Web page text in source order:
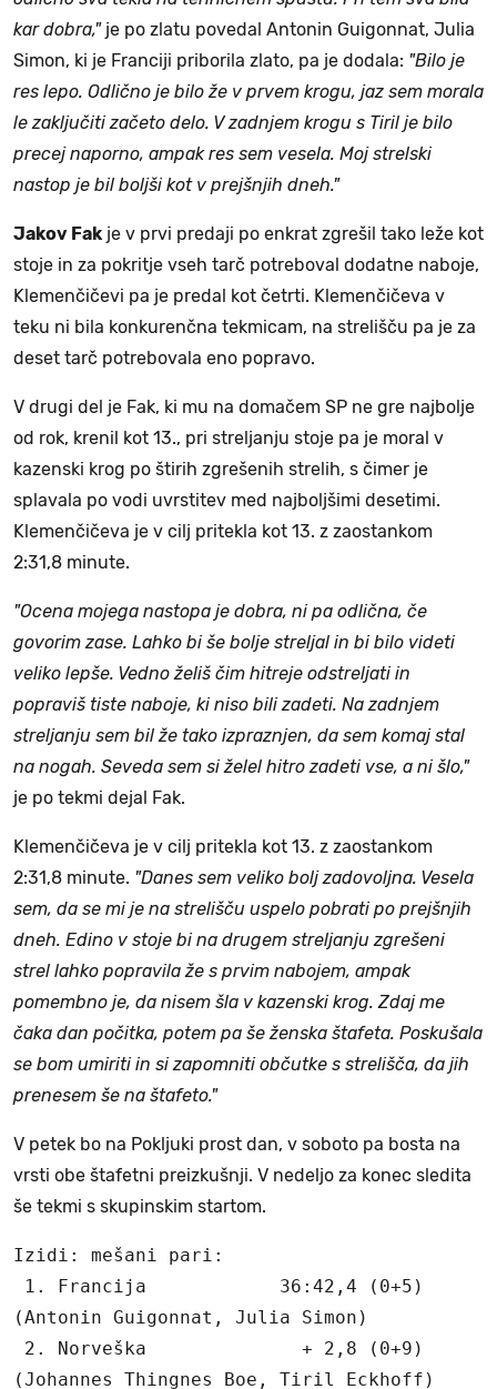
kar dobra,"je po zlatu povedal Antonin Guigonnat, Julia
Simon, ki je Franciji priborila zlato, pa je dodala: "Bilo je
res lepo. Odlično je bilo že v prvem krogu, jaz sem morala
le zaključiti začeto delo. V zadnjem krogu s Tiril je bilo
precej naporno, ampak res sem vesela. Moj strelski
nastop je bil boljši kot v prejšnjih dneh."
Jakov Fakje v prvi predaji po enkrat zgrešil tako leže kot
stoje in za pokritje vseh tarč potreboval dodatne naboje,
Klemenčičevi pa je predal kot četrti. Klemenčičeva v
teku ni bila konkurenčna tekmicam, na strelišču pa je za
deset tarč potrebovala eno popravo.
V drugi del je Fak, ki mu na domačem SP ne gre najbolje
od rok, krenil kot 13., pri streljanju stoje pa je moral v
kazenski krog po štirih zgrešenih strelih, s čimer je
splavala po vodi uvrstitev med najboljšimi desetimi.
Klemenčičeva je v cilj pritekla kot 13. z zaostankom
2:31,8 minute.
"Ocena mojega nastopa je dobra, ni pa odlična, če
govorim zase. Lahko bi še bolje streljal in bi bilo videti
veliko lepše. Vedno želiš čim hitreje odstreljati in
popraviš tiste naboje, ki niso bili zadeti. Na zadnjem
streljanju sem bil že tako izpraznjen, da sem komaj stal
na nogah. Seveda sem si želel hitro zadeti vse, a ni šlo,"
je po tekmi dejal Fak.
Klemenčičeva je v cilj pritekla kot 13. z zaostankom
2:31,8 minute. "Danes sem veliko bolj zadovoljna. Vesela
sem, da se mi je na strelišču uspelo pobrati po prejšnjih
dneh. Edino v stoje bi na drugem streljanju zgrešeni
strel lahko popravila že s prvim nabojem, ampak
pomembno je, da nisem šla v kazenski krog. Zdaj me
čaka dan počitka, potem pa še ženska štafeta. Poskušala
se bom umiriti in si zapomniti občutke s strelišča, da jih
prenesem še na štafeto."
V petek bo na Pokljuki prost dan, v soboto pa bosta na
vrsti obe štafetni preizkušnji. V nedeljo za konec sledita
še tekmi s skupinskim startom.
Izidi: mešani pari:
1. Francija            36:42,4 (0+5)
(Antonin Guigonnat, Julia Simon)
2. Norveška              + 2,8 (0+9)
(Johannes Thingnes Boe, Tiril Eckhoff)